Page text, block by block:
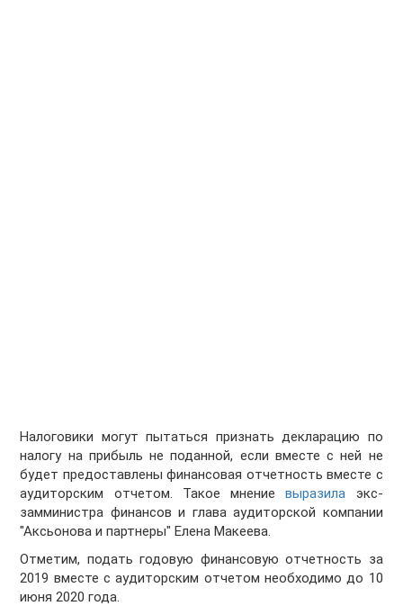
Налоговики могут пытаться признать декларацию по
налогу на прибыль не поданной, если вместе с ней не
будет предоставлены финансовая отчетность вместе с
аудиторским отчетом. Такое мнениевыразила экс-
замминистра финансов и глава аудиторской компании
"Аксьонова и партнеры" Елена Макеева.
Отметим, подать годовую финансовую отчетность за
2019 вместе с аудиторским отчетом необходимо до 10
июня 2020 года.